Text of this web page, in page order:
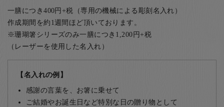
一膳につき400円+税（専用の機械による彫刻名入れ）
作成期間を約1週間ほど頂いております。
※珊瑚箸シリーズのみ一膳につき1,200円+税
（レーザーを使用した名入れ）
【名入れの例】
感謝の言葉を、お箸に乗せて
ご結婚やお誕生日など特別な日の贈り物として